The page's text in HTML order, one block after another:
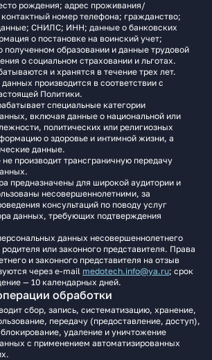
рождения; адрес проживания/
контактный номер телефона; гражданство;
СНИЛС; ИНН; данные о банковских
о постановке на воинский учет;
полученном образовании и данные трудовой
о социальном страховании и льготах.
и хранятся в течение трех лет.
производится в соответствии с
Политики.
специальные категории
включая данные о национальной или
политических или религиозных
о здоровье и интимной жизни, а
данные.
производит трансграничную передачу
предназначены для широкой аудитории и
несовершеннолетними, за
консультаций по поводу услуг
данных, требующих подтверждения
данных несовершеннолетнего
или законного представителя. Права
и законного представителя на отзыв
через e‑mail medotech.info@ya.ru; срок
— 10 календарных дней.
обработки
сбор, запись, систематизацию, хранение,
передачу (предоставление, доступ),
удаление и уничтожение
с применением автоматизированных